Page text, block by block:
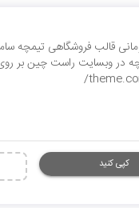
کد از تخفیف 200 هزار تومانی قالب
کپی کنید